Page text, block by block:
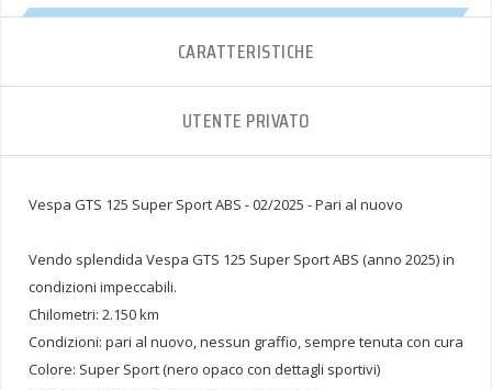
CARATTERISTICHE
UTENTE PRIVATO
Vespa GTS 125 Super Sport ABS - 02/2025 - Pari al nuovo
Vendo splendida Vespa GTS 125 Super Sport ABS (anno 2025) in
condizioni impeccabili.
Chilometri: 2.150 km
Condizioni: pari al nuovo, nessun graffio, sempre tenuta con cura
Colore: Super Sport (nero opaco con dettagli sportivi)